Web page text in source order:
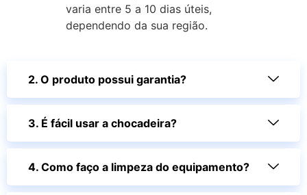
varia entre 5 a 10 dias úteis,
dependendo da sua região.
2. O produto possui garantia?
3. É fácil usar a chocadeira?
4. Como faço a limpeza do equipamento?